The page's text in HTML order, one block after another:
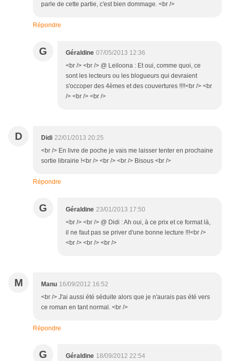
parle de cette partie, c'est bien dommage. <br />
Répondre
G Géraldine 07/05/2013 12:36
<br /> <br /> @ Leiloona : Et oui, comme quoi, ce
sont les lecteurs ou les blogueurs qui devraient
s'occoper des 4èmes et des couvertures !!!!<br /> <br
/> <br /> <br />
D Didi 22/01/2013 20:25
<br /> En livre de poche je vais me laisser tenter en prochaine
sortie librairie !<br /> <br /> <br /> Bisous <br />
Répondre
G Géraldine 23/01/2013 17:50
<br /> <br /> @ Didi : Ah oui, à ce prix et ce format là,
il ne faut pas se priver d'une bonne lecture !!!<br />
<br /> <br /> <br />
M Manu 16/09/2012 16:52
<br /> J'ai aussi été séduite alors que je n'aurais pas été vers
ce roman en tant normal. <br />
Répondre
G Géraldine 18/09/2012 22:54